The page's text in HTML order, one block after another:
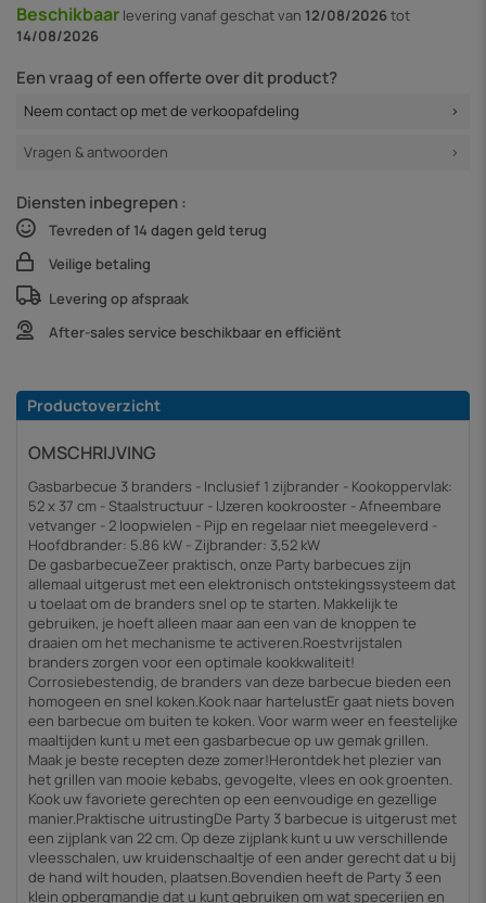
Beschikbaar levering vanafgeschat van 12/08/2026tot
14/08/2026
Een vraag of een offerte over dit product?
Neem contact op met de verkoopafdeling
Vragen & antwoorden
Diensten inbegrepen :
Tevreden of 14 dagen geld terug
Veilige betaling
Levering op afspraak
After-sales service beschikbaar en efficiënt
Productoverzicht
OMSCHRIJVING
Gasbarbecue 3 branders - Inclusief 1 zijbrander - Kookoppervlak:
52 x 37 cm - Staalstructuur - IJzeren kookrooster - Afneembare
vetvanger - 2 loopwielen - Pijp en regelaar niet meegeleverd -
Hoofdbrander: 5.86 kW - Zijbrander: 3,52 kW
De gasbarbecueZeer praktisch, onze Party barbecues zijn
allemaal uitgerust met een elektronisch ontstekingssysteem dat
u toelaat om de branders snel op te starten. Makkelijk te
gebruiken, je hoeft alleen maar aan een van de knoppen te
draaien om het mechanisme te activeren.Roestvrijstalen
branders zorgen voor een optimale kookkwaliteit!
Corrosiebestendig, de branders van deze barbecue bieden een
homogeen en snel koken.Kook naar hartelustEr gaat niets boven
een barbecue om buiten te koken. Voor warm weer en feestelijke
maaltijden kunt u met een gasbarbecue op uw gemak grillen.
Maak je beste recepten deze zomer!Herontdek het plezier van
het grillen van mooie kebabs, gevogelte, vlees en ook groenten.
Kook uw favoriete gerechten op een eenvoudige en gezellige
manier.Praktische uitrustingDe Party 3 barbecue is uitgerust met
een zijplank van 22 cm. Op deze zijplank kunt u uw verschillende
vleesschalen, uw kruidenschaaltje of een ander gerecht dat u bij
de hand wilt houden, plaatsen.Bovendien heeft de Party 3 een
klein opbergmandje dat u kunt gebruiken om wat specerijen en